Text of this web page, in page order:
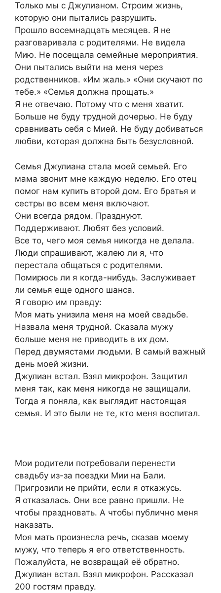
Только мы с Джулианом. Строим жизнь,
которую они пытались разрушить.
Прошло восемнадцать месяцев. Я не
разговаривала с родителями. Не видела
Мию. Не посещала семейные мероприятия.
Они пытались выйти на меня через
родственников. «Им жаль.» «Они скучают по
тебе.» «Семья должна прощать.»
Я не отвечаю. Потому что с меня хватит.
Больше не буду трудной дочерью. Не буду
сравнивать себя с Мией. Не буду добиваться
любви, которая должна быть безусловной.
Семья Джулиана стала моей семьей. Его
мама звонит мне каждую неделю. Его отец
помог нам купить второй дом. Его братья и
сестры во всем меня включают.
Они всегда рядом. Празднуют.
Поддерживают. Любят без условий.
Все то, чего моя семья никогда не делала.
Люди спрашивают, жалею ли я, что
перестала общаться с родителями.
Помирюсь ли я когда-нибудь. Заслуживает
ли семья еще одного шанса.
Я говорю им правду:
Моя мать унизила меня на моей свадьбе.
Назвала меня трудной. Сказала мужу
больше меня не приводить в их дом.
Перед двумястами людьми. В самый важный
день моей жизни.
Джулиан встал. Взял микрофон. Защитил
меня так, как меня никогда не защищали.
Тогда я поняла, как выглядит настоящая
семья. И это были не те, кто меня воспитал.
Мои родители потребовали перенести
свадьбу из-за поездки Мии на Бали.
Пригрозили не прийти, если я откажусь.
Я отказалась. Они все равно пришли. Не
чтобы праздновать. А чтобы публично меня
наказать.
Моя мать произнесла речь, сказав моему
мужу, что теперь я его ответственность.
Пожалуйста, не возвращай её обратно.
Джулиан встал. Взял микрофон. Рассказал
200 гостям правду.